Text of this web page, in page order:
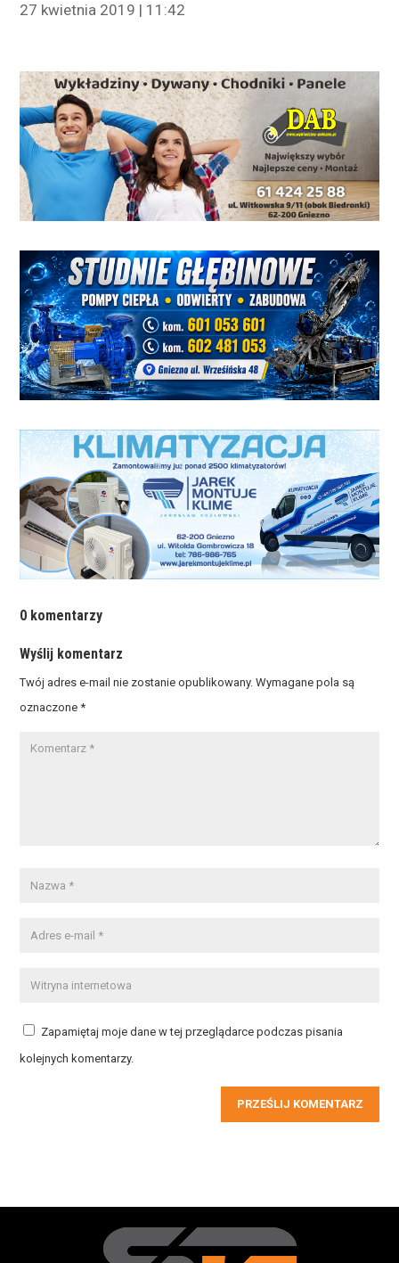
27 kwietnia 2019 | 11:42
0 komentarzy
Wyślij komentarz
Twój adres e-mail nie zostanie opublikowany. Wymagane pola są
oznaczone*
Zapamiętaj moje dane w tej przeglądarce podczas pisania
kolejnych komentarzy.
PRZEŚLIJ KOMENTARZ